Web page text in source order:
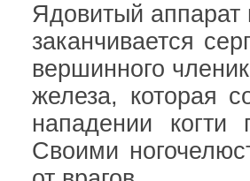
Ядовитый аппарат
заканчивается
вершинного
железа, которая
нападении
Своими